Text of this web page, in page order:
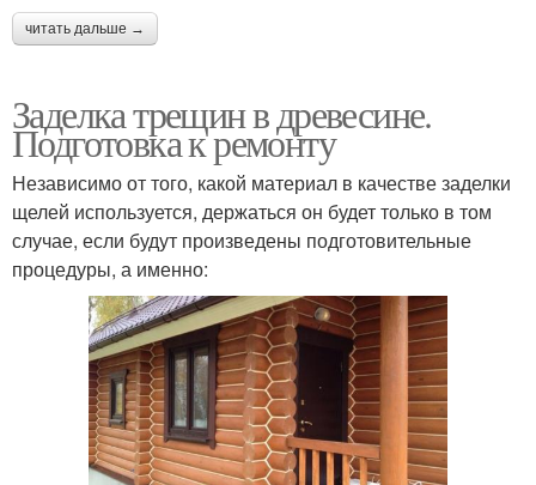
читать дальше →
Заделка трещин в древесине.
Подготовка к ремонту
Независимо от того, какой материал в качестве заделки
щелей используется, держаться он будет только в том
случае, если будут произведены подготовительные
процедуры, а именно: